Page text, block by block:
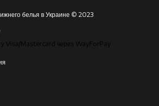
белья в Украине © 2023